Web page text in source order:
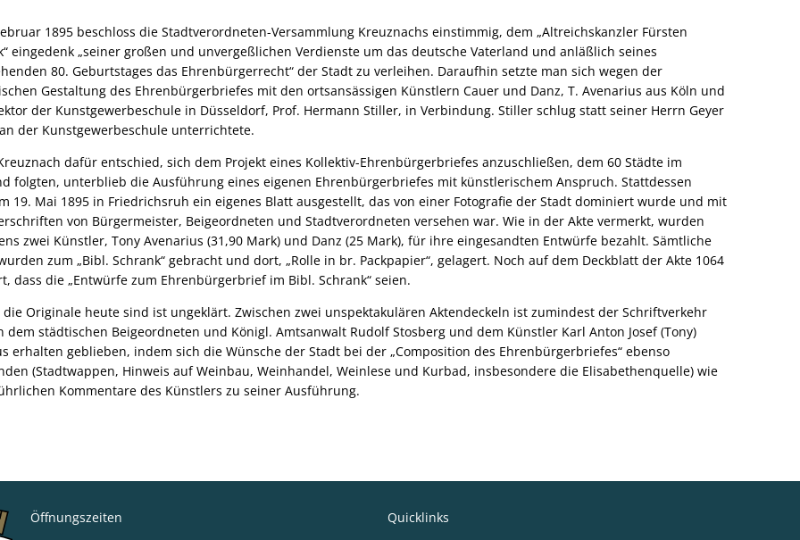
1895 beschloss die Stadtverordneten-Versammlung Kreuznachs einstimmig, dem „Altreichskanzler Fürsten
eingedenk „seiner großen und unvergeßlichen Verdienste um das deutsche Vaterland und anläßlich seines
80. Geburtstages das Ehrenbürgerrecht“ der Stadt zu verleihen. Daraufhin setzte man sich wegen der
Gestaltung des Ehrenbürgerbriefes mit den ortsansässigen Künstlern Cauer und Danz, T. Avenarius aus Köln und
der Kunstgewerbeschule in Düsseldorf, Prof. Hermann Stiller, in Verbindung. Stiller schlug statt seiner Herrn Geyer
der Kunstgewerbeschule unterrichtete.
dafür entschied, sich dem Projekt eines Kollektiv-Ehrenbürgerbriefes anzuschließen, dem 60 Städte im
folgten, unterblieb die Ausführung eines eigenen Ehrenbürgerbriefes mit künstlerischem Anspruch. Stattdessen
19. Mai 1895 in Friedrichsruh ein eigenes Blatt ausgestellt, das von einer Fotografie der Stadt dominiert wurde und mit
von Bürgermeister, Beigeordneten und Stadtverordneten versehen war. Wie in der Akte vermerkt, wurden
zwei Künstler, Tony Avenarius (31,90 Mark) und Danz (25 Mark), für ihre eingesandten Entwürfe bezahlt. Sämtliche
zum „Bibl. Schrank“ gebracht und dort, „Rolle in br. Packpapier“, gelagert. Noch auf dem Deckblatt der Akte 1064
dass die „Entwürfe zum Ehrenbürgerbrief im Bibl. Schrank“ seien.
die Originale heute sind ist ungeklärt. Zwischen zwei unspektakulären Aktendeckeln ist zumindest der Schriftverkehr
dem städtischen Beigeordneten und Königl. Amtsanwalt Rudolf Stosberg und dem Künstler Karl Anton Josef (Tony)
erhalten geblieben, indem sich die Wünsche der Stadt bei der „Composition des Ehrenbürgerbriefes“ ebenso
(Stadtwappen, Hinweis auf Weinbau, Weinhandel, Weinlese und Kurbad, insbesondere die Elisabethenquelle) wie
Kommentare des Künstlers zu seiner Ausführung.
Öffnungszeiten
Quicklinks